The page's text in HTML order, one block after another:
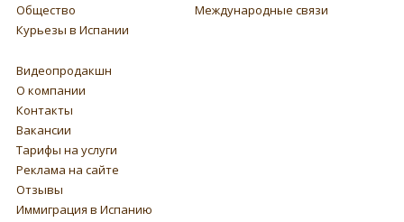
Общество
Международные связи
Курьезы в Испании
Видеопродакшн
О компании
Контакты
Вакансии
Тарифы на услуги
Реклама на сайте
Отзывы
Иммиграция в Испанию